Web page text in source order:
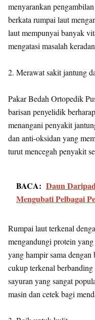
menyarankan
berkata rumpai laut
laut mempunyai banyak
mengatasi masalah
2. Merawat sakit jantung
Pakar Bedah Ortopedik
barisan penyelidik
menangani penyakit
dan anti-oksidan yang
turut mencegah penyakit
BACA: Daun
Mengubati Pelbagai
Rumpai laut terkenal
mengandungi protein
yang hampir sama
cukup terkenal
sayuran yang sangat
masin dan cetek bagi